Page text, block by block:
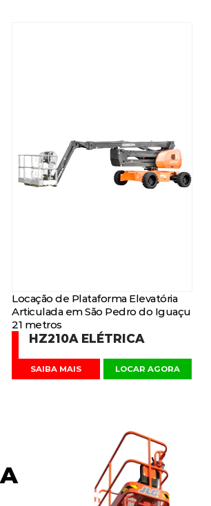
Locação de Plataforma Elevatória
Articulada em São Pedro do Iguaçu
21 metros
HZ210A ELÉTRICA
SAIBA MAIS LOCAR AGORA